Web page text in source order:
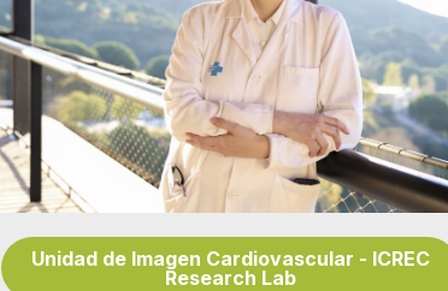
Unidad de Imagen Cardiovascular - ICREC
Research Lab